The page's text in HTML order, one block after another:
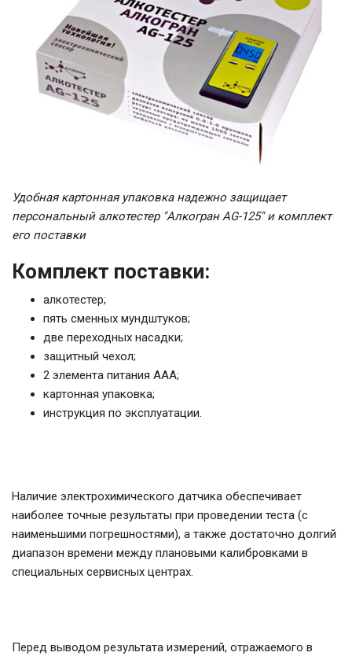
Удобная картонная упаковка надежно защищает
персональный алкотестер "Алкогран AG-125" и комплект
его поставки
Комплект поставки:
алкотестер;
пять сменных мундштуков;
две переходных насадки;
защитный чехол;
2 элемента питания ААА;
картонная упаковка;
инструкция по эксплуатации.
Наличие электрохимического датчика обеспечивает
наиболее точные результаты при проведении теста (с
наименьшими погрешностями), а также достаточно долгий
диапазон времени между плановыми калибровками в
специальных сервисных центрах.
Перед выводом результата измерений, отражаемого в